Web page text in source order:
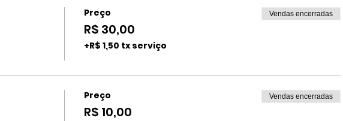
Preço
R$ 30,00
+R$ 1,50 tx serviço
Vendas encerradas
Preço
R$ 10,00
Vendas encerradas